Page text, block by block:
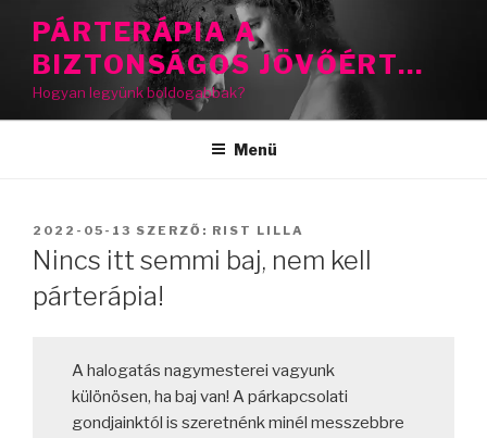
Tartalomhoz
PÁRTERÁPIA A
BIZTONSÁGOS JÖVŐÉRT…
Hogyan legyünk boldogabbak?
Menü
BEKÜLDVE:
2022-05-13 SZERZŐ: RIST LILLA
Nincs itt semmi baj, nem kell
párterápia!
A halogatás nagymesterei vagyunk
különösen, ha baj van! A párkapcsolati
gondjainktól is szeretnénk minél messzebbre